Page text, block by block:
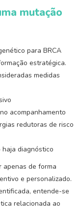
mutação
para BRCA
estratégica.
medidas
acompanhamento
redutoras de risco
diagnóstico
apenas de forma
e personalizado.
entende-se
relacionada ao